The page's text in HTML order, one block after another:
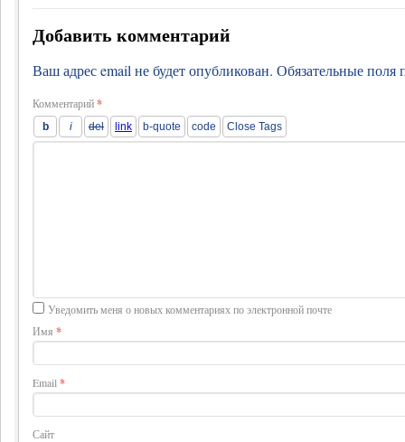
Добавить комментарий
Ваш адрес email не будет опубликован. Обязательные
Комментарий*
Уведомить меня о новых комментариях по электронной почте
Имя *
Email *
Сайт